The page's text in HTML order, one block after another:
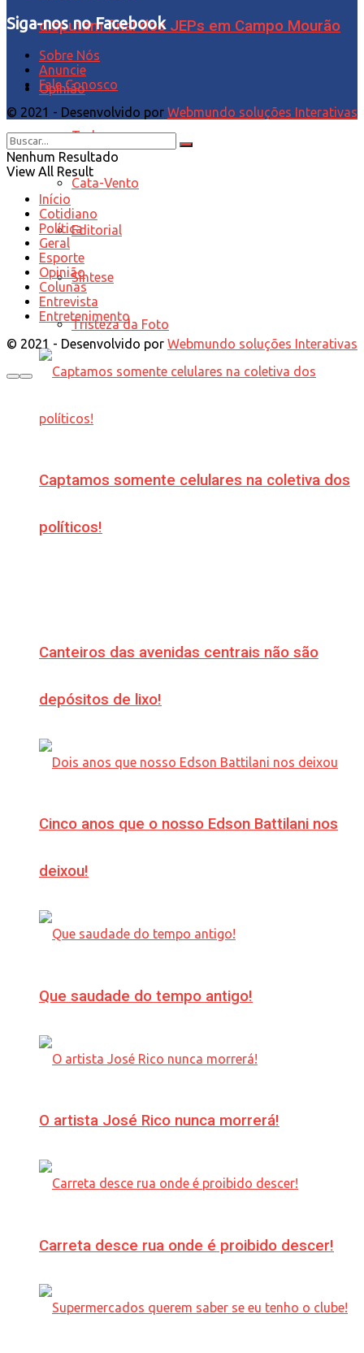
disputam final dos JEPs em Campo Mourão
Opinião
Tudo
Cata-Vento
Editorial
Síntese
Tristeza da Foto
Captamos somente celulares na coletiva dos
políticos!
Canteiros das avenidas centrais não são
depósitos de lixo!
Cinco anos que o nosso Edson Battilani nos
deixou!
Que saudade do tempo antigo!
O artista José Rico nunca morrerá!
Carreta desce rua onde é proibido descer!
Siga-nos no Facebook
Sobre Nós
Anuncie
Fale Conosco
© 2021 - Desenvolvido por Webmundo soluções Interativas
Nenhum Resultado
View All Result
Início
Cotidiano
Política
Geral
Esporte
Opinião
Colunas
Entrevista
Entretenimento
© 2021 - Desenvolvido por Webmundo soluções Interativas